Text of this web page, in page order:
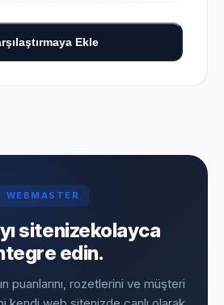
Ekle
WEBMASTER
sitenizekolayca
edin.
puanlarını, rozetlerini ve müşteri